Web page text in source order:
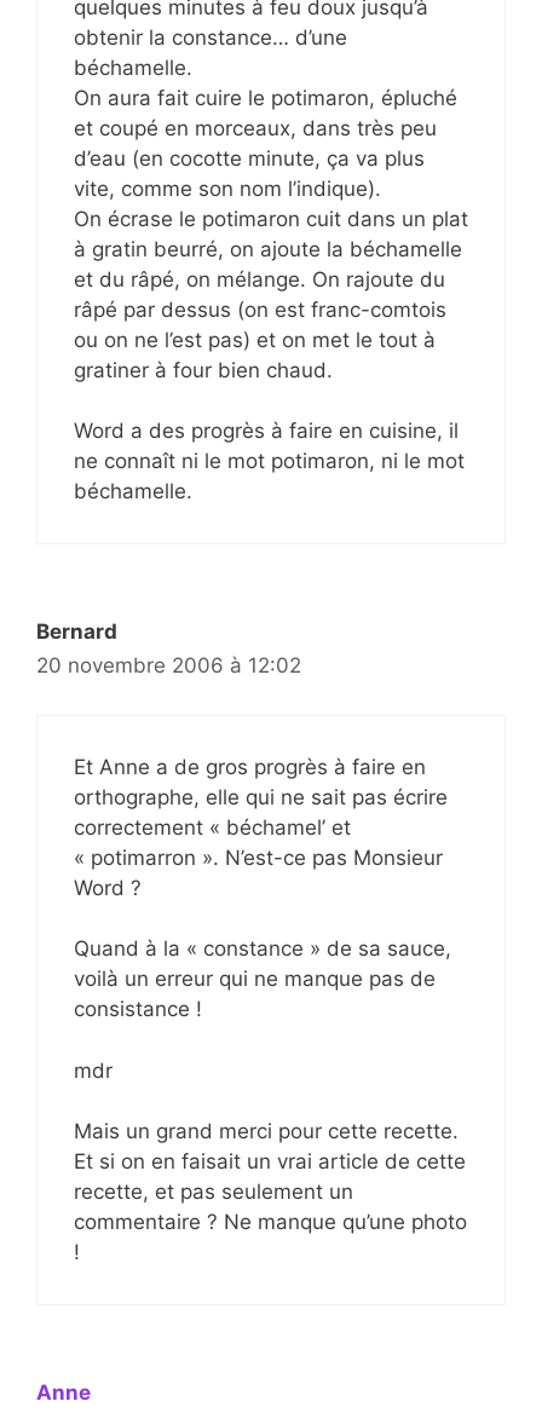
quelques minutes à feu doux jusqu’à
obtenir la constance… d’une
béchamelle.
On aura fait cuire le potimaron, épluché
et coupé en morceaux, dans très peu
d’eau (en cocotte minute, ça va plus
vite, comme son nom l’indique).
On écrase le potimaron cuit dans un plat
à gratin beurré, on ajoute la béchamelle
et du râpé, on mélange. On rajoute du
râpé par dessus (on est franc-comtois
ou on ne l’est pas) et on met le tout à
gratiner à four bien chaud.
Word a des progrès à faire en cuisine, il
ne connaît ni le mot potimaron, ni le mot
béchamelle.
Bernard
20 novembre 2006 à 12:02
Et Anne a de gros progrès à faire en
orthographe, elle qui ne sait pas écrire
correctement « béchamel’ et
« potimarron ». N’est-ce pas Monsieur
Word ?
Quand à la « constance » de sa sauce,
voilà un erreur qui ne manque pas de
consistance !
mdr
Mais un grand merci pour cette recette.
Et si on en faisait un vrai article de cette
recette, et pas seulement un
commentaire ? Ne manque qu’une photo
!
Anne